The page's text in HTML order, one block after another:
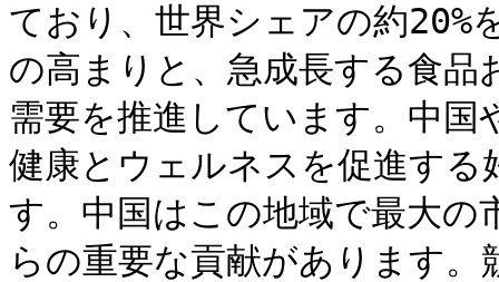
ており、世界シェアの約20%
の高まりと、急成長する食
需要を推進しています。中
健康とウェルネスを促進す
す。中国はこの地域で最大の
らの重要な貢献があります